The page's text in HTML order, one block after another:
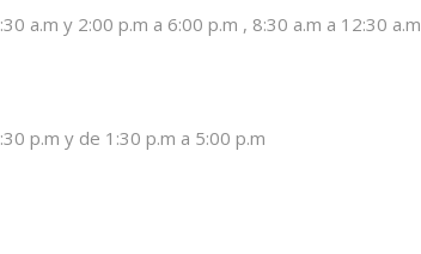
a.m y 2:00 p.m a 6:00 p.m , 8:30 a.m a 12:30 a.m
p.m y de 1:30 p.m a 5:00 p.m